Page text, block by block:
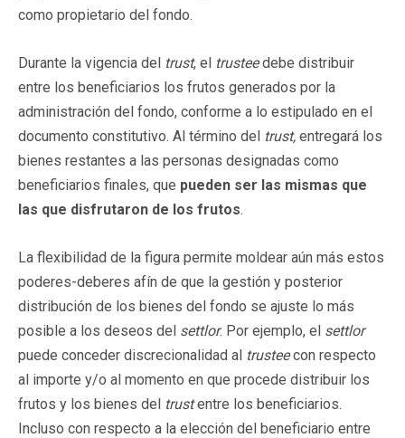
como propietario del fondo.
Durante la vigencia del trust, el trusteedebe distribuir
entre los beneficiarios los frutos generados por la
administración del fondo, conforme a lo estipulado en el
documento constitutivo. Al término del trust, entregará los
bienes restantes a las personas designadas como
beneficiarios finales, que pueden ser las mismas que
las que disfrutaron de los frutos.
La flexibilidad de la figura permite moldear aún más estos
poderes-deberes afín de que la gestión y posterior
distribución de los bienes del fondo se ajuste lo más
posible a los deseos del settlor. Por ejemplo, el settlor
puede conceder discrecionalidad al trusteecon respecto
al importe y/o al momento en que procede distribuir los
frutos y los bienes del trustentre los beneficiarios.
Incluso con respecto a la elección del beneficiario entre